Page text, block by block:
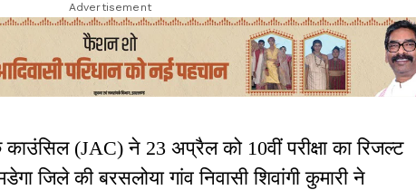
Advertisement
(JAC) ने 23 अप्रैल को 10वीं परीक्षा का रिजल्ट
जिले की बरसलोया गांव निवासी शिवांगी कुमारी ने